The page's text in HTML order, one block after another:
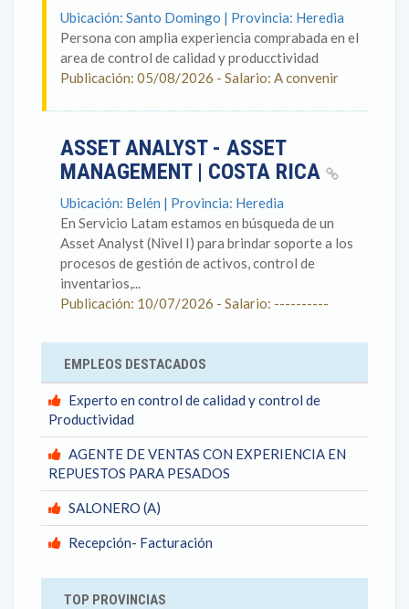
Ubicación: Santo Domingo | Provincia: Heredia
Persona con amplia experiencia comprabada en el
area de control de calidad y producctividad
Publicación: 05/08/2026 - Salario: A convenir
ASSET ANALYST - ASSET
MANAGEMENT | COSTA RICA
Ubicación: Belén | Provincia: Heredia
En Servicio Latam estamos en búsqueda de un
Asset Analyst (Nivel I) para brindar soporte a los
procesos de gestión de activos, control de
inventarios,...
Publicación: 10/07/2026 - Salario: ----------
EMPLEOS DESTACADOS
Experto en control de calidad y control de
Productividad
AGENTE DE VENTAS CON EXPERIENCIA EN
REPUESTOS PARA PESADOS
SALONERO (A)
Recepción- Facturación
TOP PROVINCIAS